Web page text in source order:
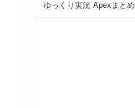
ゆっくり実況 Apexまとめ